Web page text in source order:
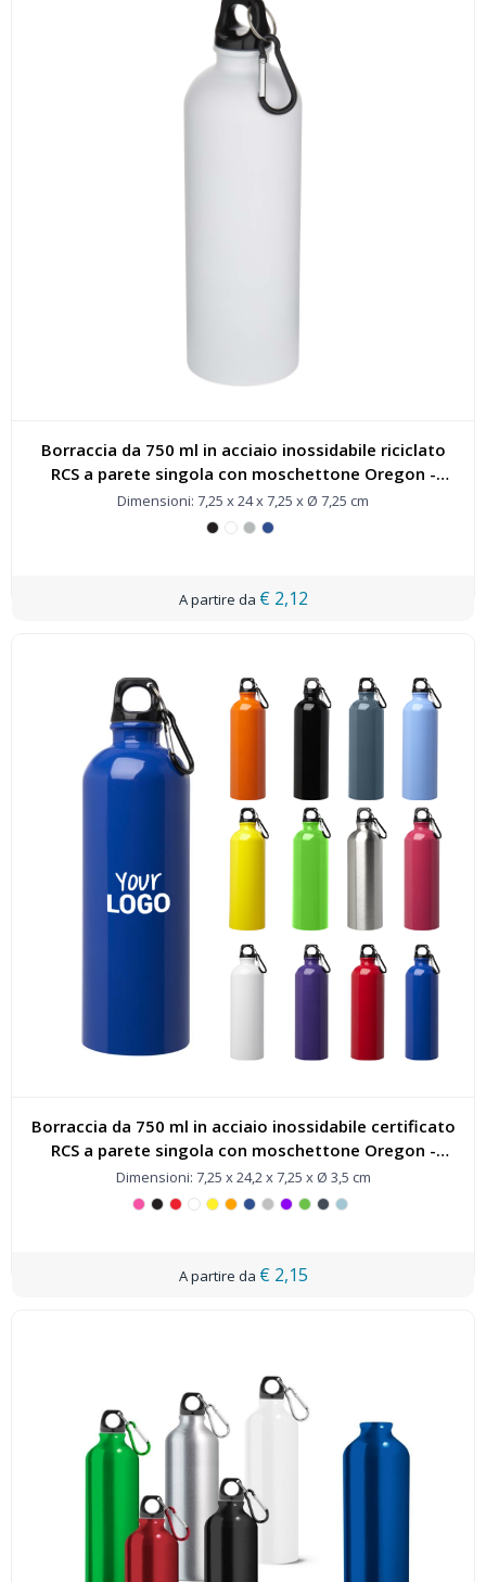
Borraccia da 750 ml in acciaio inossidabile riciclato
RCS a parete singola con moschettone Oregon -
100872
Dimensioni: 7,25 x 24 x 7,25 x Ø 7,25 cm
€ 2,12
Borraccia da 750 ml in acciaio inossidabile certificato
RCS a parete singola con moschettone Oregon -
100861
Dimensioni: 7,25 x 24,2 x 7,25 x Ø 3,5 cm
€ 2,15